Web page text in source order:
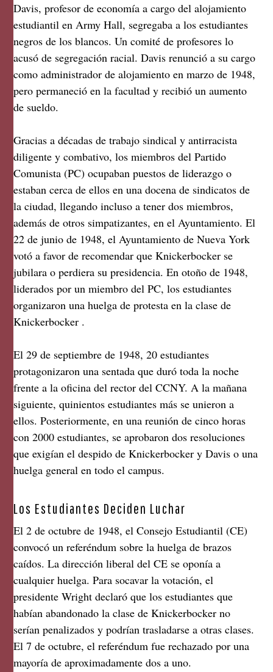
Davis, profesor de economía a cargo del alojamiento
estudiantil en Army Hall, segregaba a los estudiantes
negros de los blancos. Un comité de profesores lo
acusó de segregación racial. Davis renunció a su cargo
como administrador de alojamiento en marzo de 1948,
pero permaneció en la facultad y recibió un aumento
de sueldo.
Gracias a décadas de trabajo sindical y antirracista
diligente y combativo, los miembros del Partido
Comunista (PC) ocupaban puestos de liderazgo o
estaban cerca de ellos en una docena de sindicatos de
la ciudad, llegando incluso a tener dos miembros,
además de otros simpatizantes, en el Ayuntamiento. El
22 de junio de 1948, el Ayuntamiento de Nueva York
votó a favor de recomendar que Knickerbocker se
jubilara o perdiera su presidencia. En otoño de 1948,
liderados por un miembro del PC, los estudiantes
organizaron una huelga de protesta en la clase de
Knickerbocker .
El 29 de septiembre de 1948, 20 estudiantes
protagonizaron una sentada que duró toda la noche
frente a la oficina del rector del CCNY. A la mañana
siguiente, quinientos estudiantes más se unieron a
ellos. Posteriormente, en una reunión de cinco horas
con 2000 estudiantes, se aprobaron dos resoluciones
que exigían el despido de Knickerbocker y Davis o una
huelga general en todo el campus.
Los Estudiantes Deciden Luchar
El 2 de octubre de 1948, el Consejo Estudiantil (CE)
convocó un referéndum sobre la huelga de brazos
caídos. La dirección liberal del CE se oponía a
cualquier huelga. Para socavar la votación, el
presidente Wright declaró que los estudiantes que
habían abandonado la clase de Knickerbocker no
serían penalizados y podrían trasladarse a otras clases.
El 7 de octubre, el referéndum fue rechazado por una
mayoría de aproximadamente dos a uno.